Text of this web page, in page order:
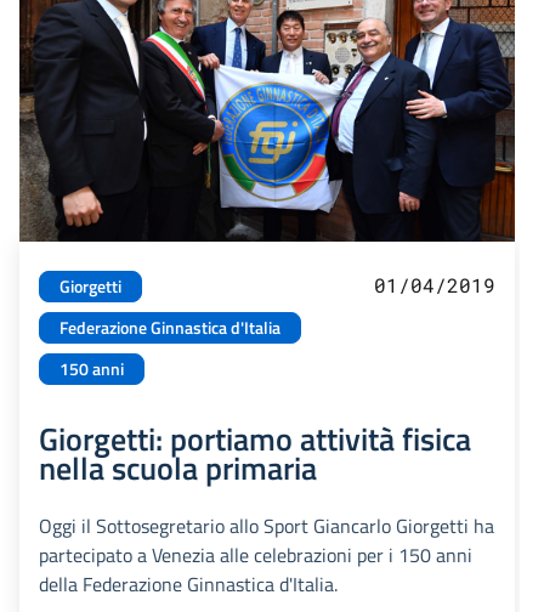
Giorgetti
Federazione Ginnastica d'Italia
150 anni
01/04/2019
Giorgetti: portiamo attività fisica
nella scuola primaria
Oggi il Sottosegretario allo Sport Giancarlo Giorgetti ha
partecipato a Venezia alle celebrazioni per i 150 anni
della Federazione Ginnastica d'Italia.